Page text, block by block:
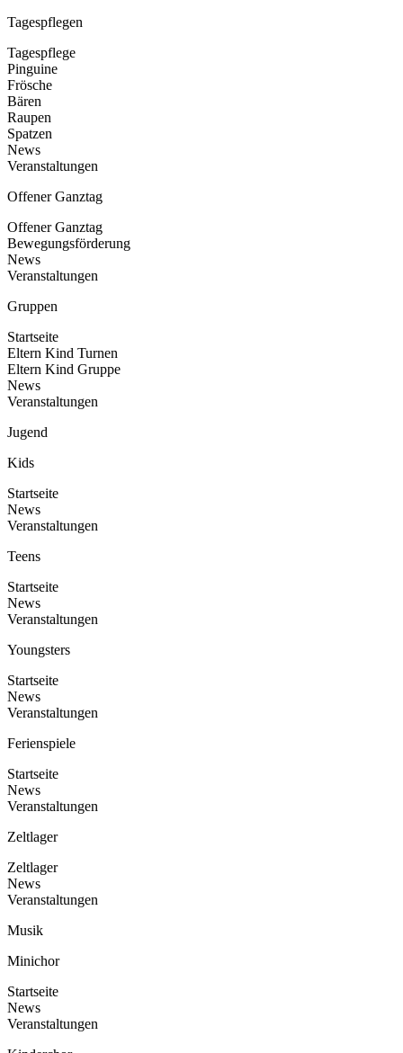
Tagespflegen
Tagespflege
Pinguine
Frösche
Bären
Raupen
Spatzen
News
Veranstaltungen
Offener Ganztag
Offener Ganztag
Bewegungsförderung
News
Veranstaltungen
Gruppen
Startseite
Eltern Kind Turnen
Eltern Kind Gruppe
News
Veranstaltungen
Jugend
Kids
Startseite
News
Veranstaltungen
Teens
Startseite
News
Veranstaltungen
Youngsters
Startseite
News
Veranstaltungen
Ferienspiele
Startseite
News
Veranstaltungen
Zeltlager
Zeltlager
News
Veranstaltungen
Musik
Minichor
Startseite
News
Veranstaltungen